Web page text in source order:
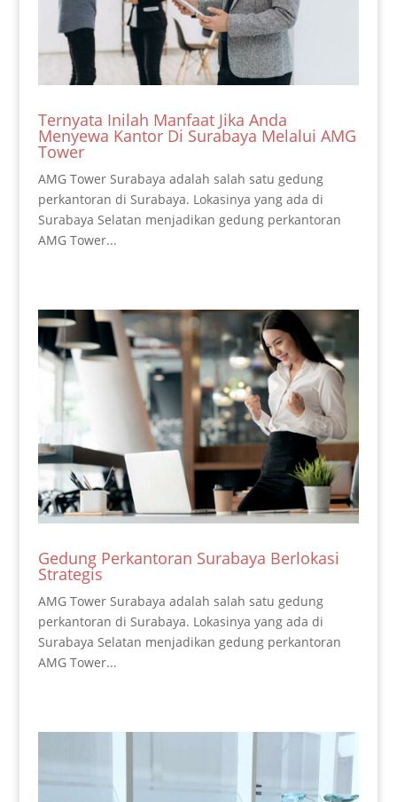
Ternyata Inilah Manfaat Jika Anda
Menyewa Kantor Di Surabaya Melalui AMG
Tower
AMG Tower Surabaya adalah salah satu gedung
perkantoran di Surabaya. Lokasinya yang ada di
Surabaya Selatan menjadikan gedung perkantoran
AMG Tower...
Gedung Perkantoran Surabaya Berlokasi
Strategis
AMG Tower Surabaya adalah salah satu gedung
perkantoran di Surabaya. Lokasinya yang ada di
Surabaya Selatan menjadikan gedung perkantoran
AMG Tower...